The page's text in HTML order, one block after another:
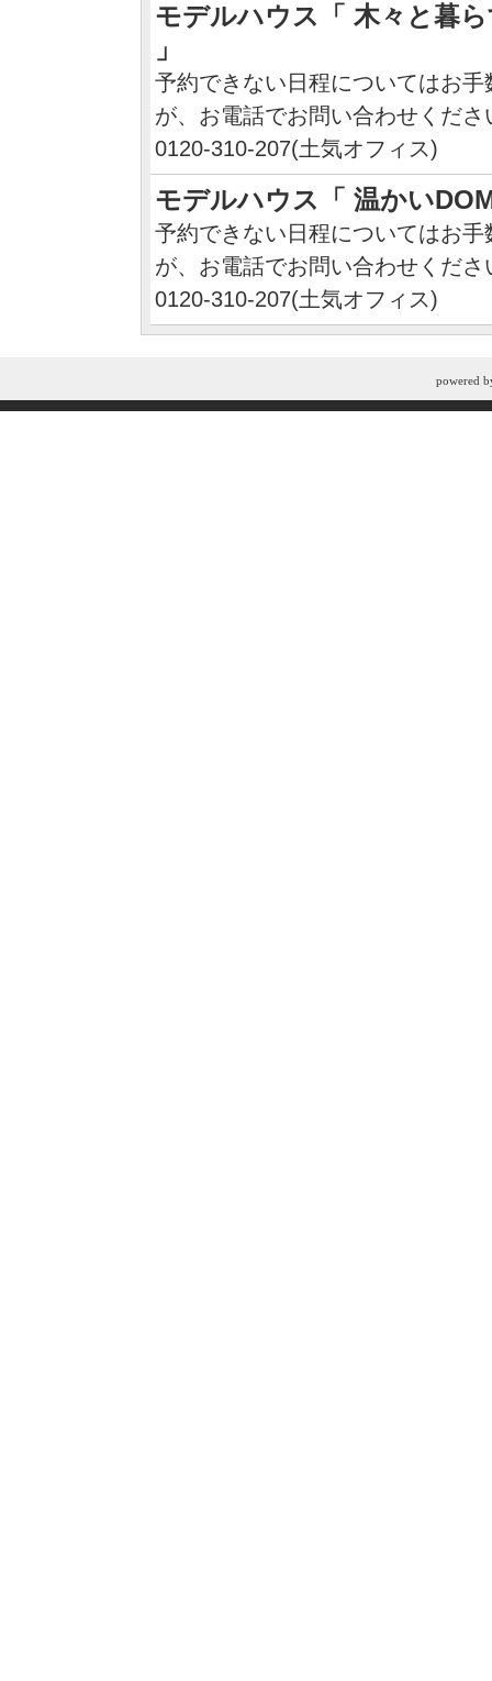
モデルハウス「 木々と暮
」
予約できない日程についてはお手
が、お電話でお問い合わせくださ
0120-310-207(土気オフィス)
モデルハウス「 温かい
予約できない日程についてはお手
が、お電話でお問い合わせくださ
0120-310-207(土気オフィス)
powered